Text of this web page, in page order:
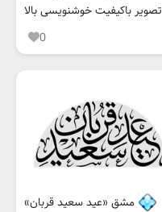
تصویر باکیفیت خوشنویسی بالا
0
مشق «عید سعید قربان»